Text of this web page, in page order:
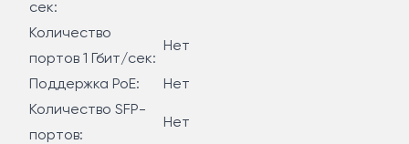
сек:
Количество
портов 1 Гбит/сек:
Нет
Поддержка PoE:
Нет
Количество SFP-
портов:
Нет